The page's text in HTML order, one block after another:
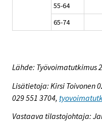
55-64
65-74
Lähde: Työvoimatutkimus
Lisätietoja: Kirsi Toivonen
029 551 3704,
Vastaava tilastojohtaja: